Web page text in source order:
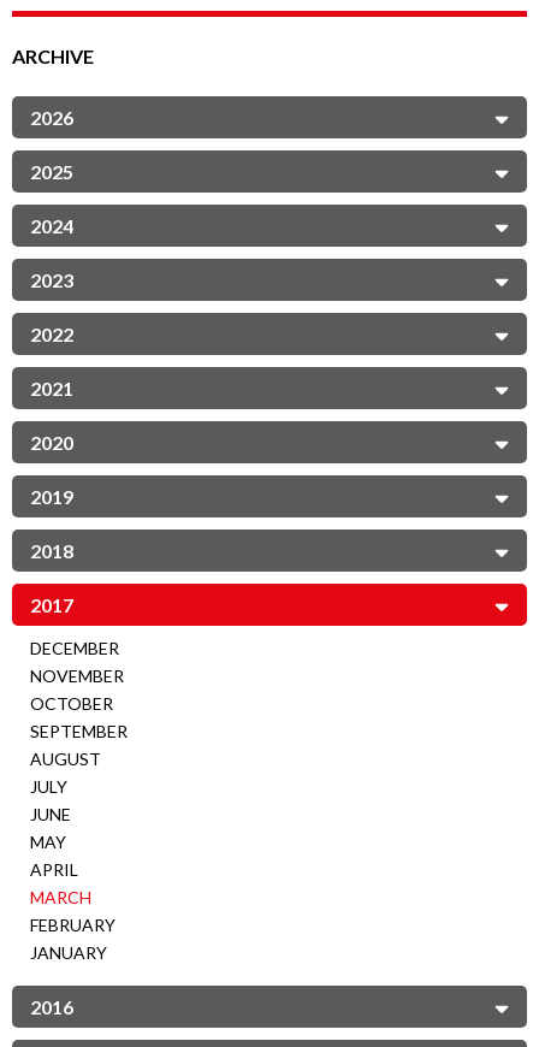
ARCHIVE
2026
2025
2024
2023
2022
2021
2020
2019
2018
2017
DECEMBER
NOVEMBER
OCTOBER
SEPTEMBER
AUGUST
JULY
JUNE
MAY
APRIL
MARCH
FEBRUARY
JANUARY
2016